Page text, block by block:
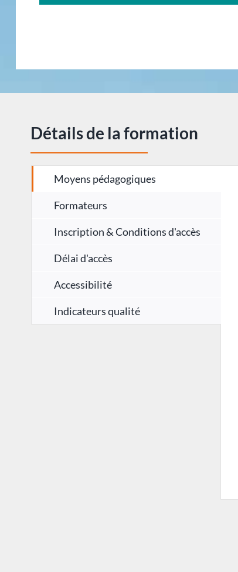
Détails de la formation
Moyens pédagogiques
Formateurs
Inscription & Conditions d'accès
Délai d'accès
Accessibilité
Indicateurs qualité